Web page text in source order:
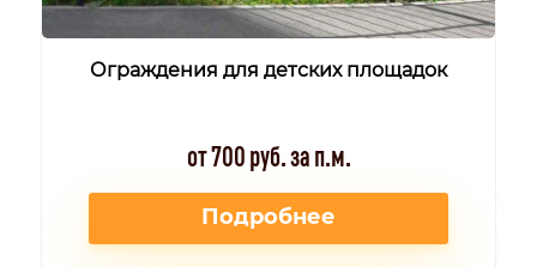
Ограждения для детских площадок
от 700 руб. за п.м.
Подробнее